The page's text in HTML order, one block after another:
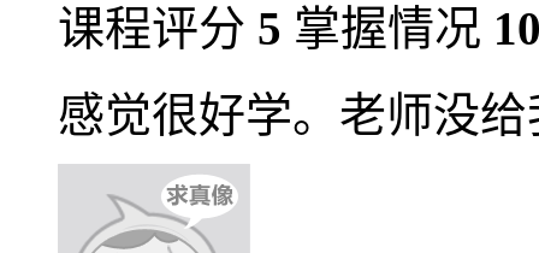
课程评分 5 掌握情况
感觉很好学。老师没